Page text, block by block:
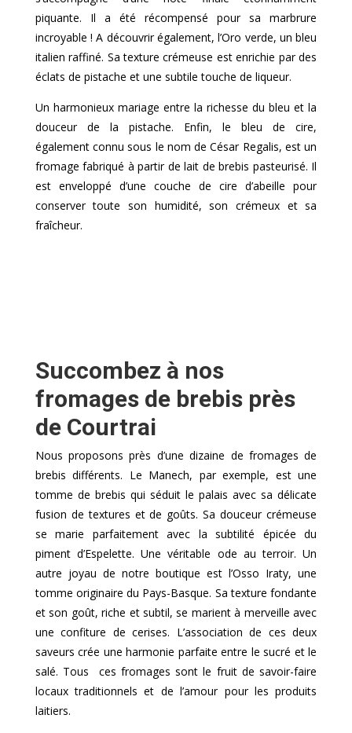
piquante. Il a été récompensé pour sa marbrure
incroyable ! A découvrir également, l’Oro verde, un bleu
italien raffiné. Sa texture crémeuse est enrichie par des
éclats de pistache et une subtile touche de liqueur.
Un harmonieux mariage entre la richesse du bleu et la
douceur de la pistache. Enfin, le bleu de cire,
également connu sous le nom de César Regalis, est un
fromage fabriqué à partir de lait de brebis pasteurisé. Il
est enveloppé d’une couche de cire d’abeille pour
conserver toute son humidité, son crémeux et sa
fraîcheur.
Succombez à nos
fromages de brebis près
de Courtrai
Nous proposons près d’une dizaine de fromages de
brebis différents. Le Manech, par exemple, est une
tomme de brebis qui séduit le palais avec sa délicate
fusion de textures et de goûts. Sa douceur crémeuse
se marie parfaitement avec la subtilité épicée du
piment d’Espelette. Une véritable ode au terroir. Un
autre joyau de notre boutique est l’Osso Iraty, une
tomme originaire du Pays-Basque. Sa texture fondante
et son goût, riche et subtil, se marient à merveille avec
une confiture de cerises. L’association de ces deux
saveurs crée une harmonie parfaite entre le sucré et le
salé. Tous ces fromages sont le fruit de savoir-faire
locaux traditionnels et de l’amour pour les produits
laitiers.